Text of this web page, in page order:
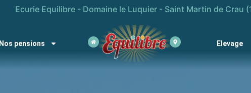
Ecurie Equilibre - Domaine le Luquier - Saint Martin de Crau
Nos pensions Elevage